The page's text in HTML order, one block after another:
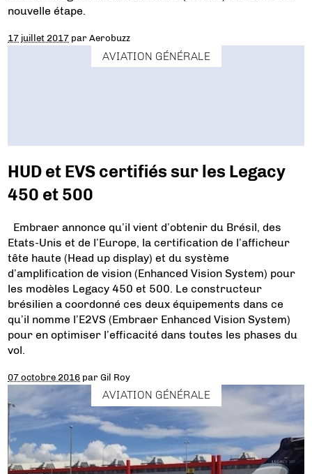
nouvelle étape.
17 juillet 2017 parAerobuzz
AVIATION GÉNÉRALE
HUD et EVS certifiés sur les Legacy
450 et 500
Embraer annonce qu’il vient d’obtenir du Brésil, des
Etats-Unis et de l’Europe, la certification de l’afficheur
tête haute (Head up display) et du système
d’amplification de vision (Enhanced Vision System) pour
les modèles Legacy 450 et 500. Le constructeur
brésilien a coordonné ces deux équipements dans ce
qu’il nomme l’E2VS (Embraer Enhanced Vision System)
pour en optimiser l’efficacité dans toutes les phases du
vol.
07 octobre 2016 parGil Roy
AVIATION GÉNÉRALE